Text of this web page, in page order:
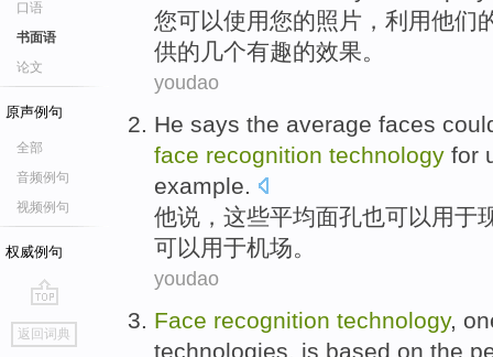
口语
书面语
论文
原声例句
全部
音频例句
视频例句
权威例句
go
top
返回词典
您可以使用您的照片 ， 利用他们
供的 几个有趣的效果。
youdao
He says the average faces
face recognition technology for
example.
他说 ， 这些平均面孔也可以用于
可以用于机场。
youdao
Face recognition technology,
technologies
is based on the